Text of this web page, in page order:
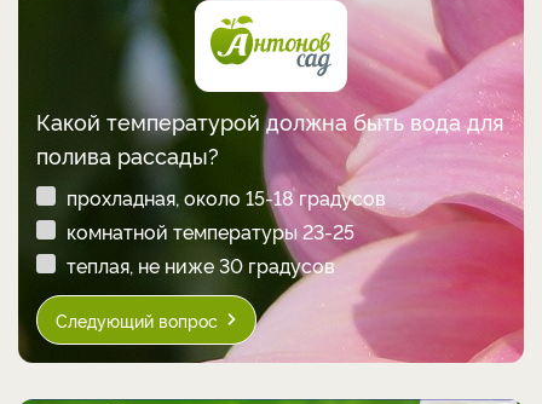
Какой температурой должна быть вода для
полива рассады?
прохладная, около 15-18 градусов
комнатной температуры 23-25
теплая, не ниже 30 градусов
Следующий вопрос